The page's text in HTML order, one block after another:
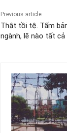
Previous article
Thật tồi tệ. Tấm
ngành, lẽ nào tất cả